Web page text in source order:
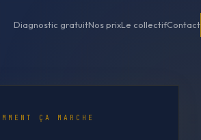
Diagnostic gratuitNos prixLe collectifContact
ÇA MARCHE